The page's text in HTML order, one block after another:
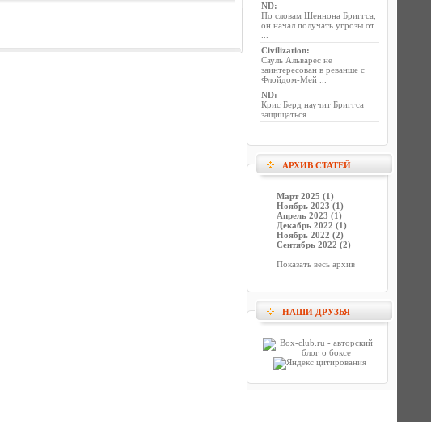
ND:
По словам Шеннона Бриггса,
он начал получать угрозы от
Civilization:
Сауль Альварес не
заинтересован в реванше с
Флойдом-Мей ...
ND:
Крис Берд научит Бриггса
защищаться
АРХИВ СТАТЕЙ
Март 2025 (1)
Ноябрь 2023 (1)
Апрель 2023 (1)
Декабрь 2022 (1)
Ноябрь 2022 (2)
Сентябрь 2022 (2)
Показать весь архив
НАШИ ДРУЗЬЯ